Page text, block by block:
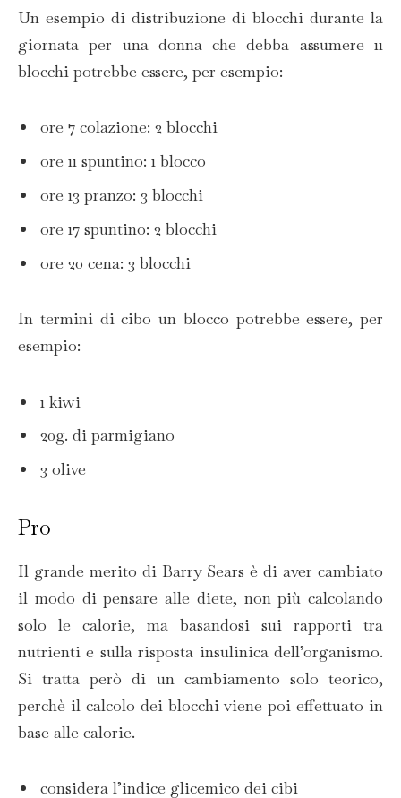
Un esempio di distribuzione di blocchi durante la
giornata per una donna che debba assumere 11
blocchi potrebbe essere, per esempio:
ore 7 colazione: 2 blocchi
ore 11 spuntino: 1 blocco
ore 13 pranzo: 3 blocchi
ore 17 spuntino: 2 blocchi
ore 20 cena: 3 blocchi
In termini di cibo un blocco potrebbe essere, per
esempio:
1 kiwi
20g. di parmigiano
3 olive
Pro
Il grande merito di Barry Sears è di aver cambiato
il modo di pensare alle diete, non più calcolando
solo le calorie, ma basandosi sui rapporti tra
nutrienti e sulla risposta insulinica dell’organismo.
Si tratta però di un cambiamento solo teorico,
perchè il calcolo dei blocchi viene poi effettuato in
base alle calorie.
considera l’indice glicemico dei cibi